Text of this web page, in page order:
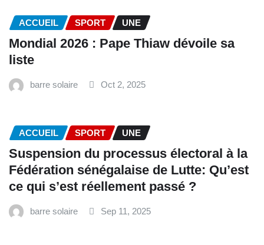
ACCUEIL SPORT UNE
Mondial 2026 : Pape Thiaw dévoile sa
liste
barre solaire Oct 2, 2025
ACCUEIL SPORT UNE
‎Suspension du processus électoral à la
Fédération sénégalaise de Lutte: Qu’est
ce qui s’est réellement passé ? ‎‎
barre solaire Sep 11, 2025